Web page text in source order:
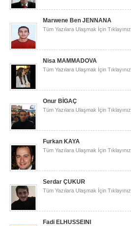
Marwene Ben JENNANA
Tüm Yazılara Ulaşmak İçin Tıklayınız.
Nisa MAMMADOVA
Tüm Yazılara Ulaşmak İçin Tıklayınız.
Onur BİGAÇ
Tüm Yazılara Ulaşmak İçin Tıklayınız.
Furkan KAYA
Tüm Yazılara Ulaşmak İçin Tıklayınız.
Serdar ÇUKUR
Tüm Yazılara Ulaşmak İçin Tıklayınız.
Fadi ELHUSSEINI